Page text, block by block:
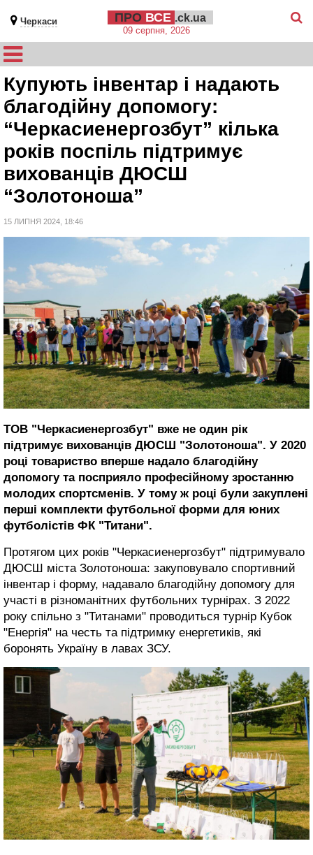
Черкаси ПРО ВСЕ .ck.ua
09 серпня, 2026
Купують інвентар і надають
благодійну допомогу:
“Черкасиенергозбут” кілька
років поспіль підтримує
вихованців ДЮСШ
“Золотоноша”
15 ЛИПНЯ 2024, 18:46
ТОВ "Черкасиенергозбут" вже не один рік
підтримує вихованців ДЮСШ "Золотоноша". У 2020
році товариство вперше надало благодійну
допомогу та посприяло професійному зростанню
молодих спортсменів. У тому ж році були закуплені
перші комплекти футбольної форми для юних
футболістів ФК "Титани".
Протягом цих років "Черкасиенергозбут" підтримувало
ДЮСШ міста Золотоноша: закуповувало спортивний
інвентар і форму, надавало благодійну допомогу для
участі в різноманітних футбольних турнірах. З 2022
року спільно з "Титанами" проводиться турнір Кубок
"Енергія" на честь та підтримку енергетиків, які
боронять Україну в лавах ЗСУ.